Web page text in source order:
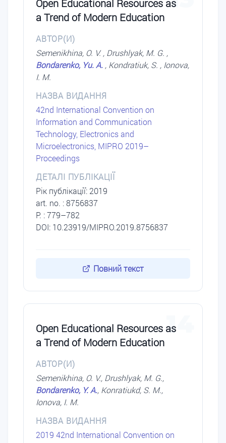
Open Educational Resources as
a Trend of Modern Education
АВТОР(И)
Semenikhina, O. V. , Drushlyak, M. G. ,
Bondarenko, Yu. A. , Kondratiuk, S. , Ionova,
I. M.
НАЗВА ВИДАННЯ
42nd International Convention on
Information and Communication
Technology, Electronics and
Microelectronics, MIPRO 2019–
Proceedings
ДЕТАЛІ ПУБЛІКАЦІЇ
Рік публікації: 2019
art. no. : 8756837
P. : 779–782
DOI: 10.23919/MIPRO.2019.8756837
Повний текст
14
Open Educational Resources as
a Trend of Modern Education
АВТОР(И)
Semenikhina, O. V., Drushlyak, M. G.,
Bondarenko, Y. A., Konratiukd, S. M.,
Ionova, I. M.
НАЗВА ВИДАННЯ
2019 42nd International Convention on